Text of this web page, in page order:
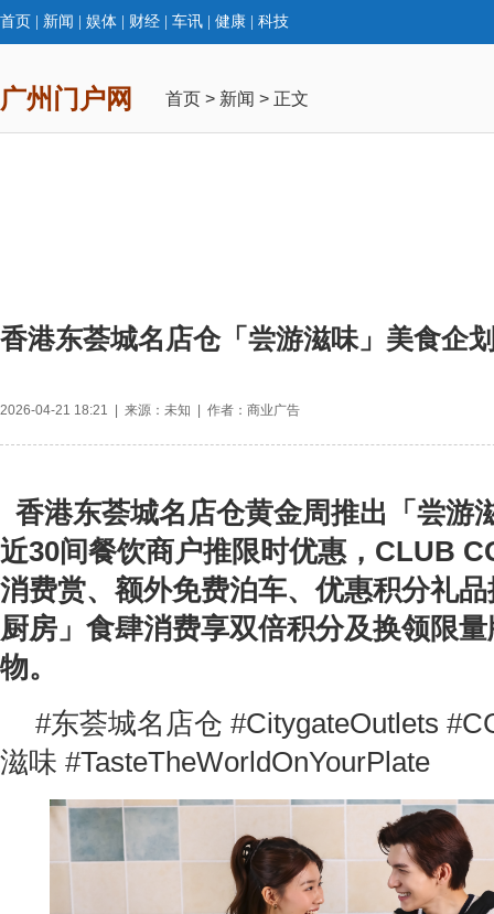
首页 新闻 娱体 财经 车讯 健康 科技
广州门户网 首页 > 新闻 > 正文
香港东荟城名店仓「尝游滋味」美食企
2026-04-21 18:21 | 来源：未知 | 作者：商业广告
香港东荟城名店仓黄金周推出「尝游
近30间餐饮商户推限时优惠， CLUB
消费赏、额外免费泊车、优惠积分礼
厨房」食肆消费享双倍积分及换领限
物。
#东荟城名店仓 #CitygateOutlets
滋味 #TasteTheWorldOnYourPlate